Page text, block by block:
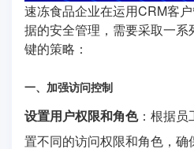
速冻食品企业在运用CRM客
据的安全管理，需要采取一
键的策略：
一、加强访问控制
设置用户权限和角色：根据员
置不同的访问权限和角色，